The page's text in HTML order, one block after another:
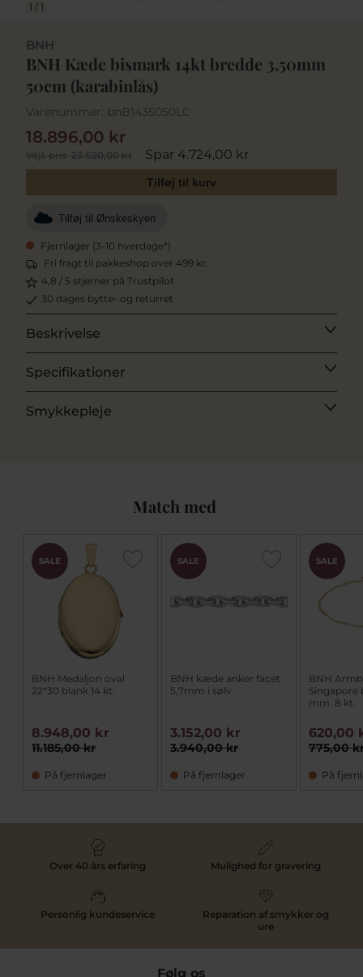
1 / 1
BNH
BNH Kæde bismark 14kt bredde 3,50mm
50cm (karabinlås)
Varenummer: bnB1435050LC
Vejl. pris23.620,00 kr Spar 4.724,00 kr
18.896,00 kr
Tilføj til kurv
Tilføj til Ønskeskyen
Fjernlager (3-10 hverdage*)
Fri fragt til pakkeshop over 499 kr.
4,8 / 5 stjerner på Trustpilot
30 dages bytte- og returret
Beskrivelse
Specifikationer
Smykkepleje
Match med
SALE
BNH Medaljon oval
22*30 blank 14 kt.
11.185,00 kr
8.948,00 kr
På fjernlager
SALE
BNH kæde anker facet
5,7mm i sølv
3.940,00 kr
3.152,00 kr
På fjernlager
SALE
BNH
Singapore
mm. 8 kt.
775,00
620,00
På
Over 40 års erfaring Mulighed for gravering
Personlig kundeservice
Reparation af smykker og
ure
Følg os